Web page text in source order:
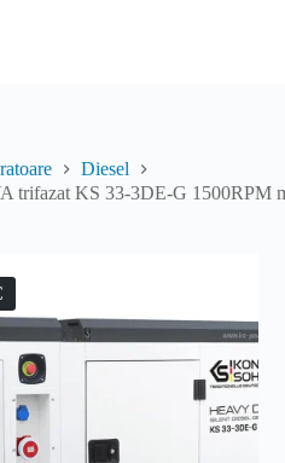
Diesel
trifazat KS 33-3DE-G 1500RPM